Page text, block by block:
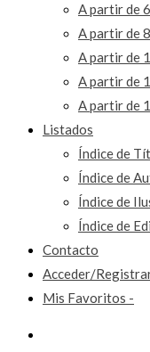
A partir de
A partir de
A partir de
A partir de
A partir de
Listados
Índice de
Índice de
Índice de
Índice de
Contacto
Acceder/
Mis Favoritos -